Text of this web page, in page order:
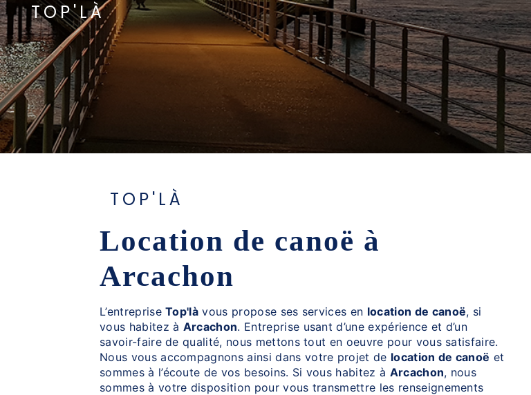
TOP'LÀ
TOP'LÀ
location de canoë à
Arcachon
L’entrepriseTop'là vous propose ses services en location de canoë, si
vous habitez à Arcachon. Entreprise usant d’une expérience et d’un
savoir-faire de qualité, nous mettons tout en oeuvre pour vous satisfaire.
Nous vous accompagnons ainsi dans votre projet de location de canoë et
sommes à l’écoute de vos besoins. Si vous habitez à Arcachon, nous
sommes à votre disposition pour vous transmettre les renseignements